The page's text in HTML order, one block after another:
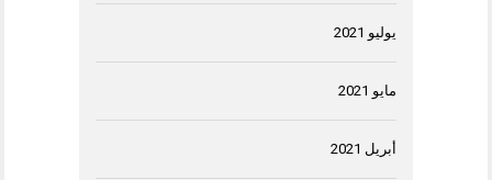
يوليو 2021
مايو 2021
أبريل 2021